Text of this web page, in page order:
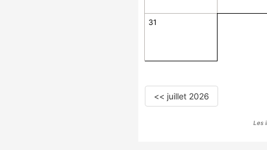
31
<< juillet 2026
Les